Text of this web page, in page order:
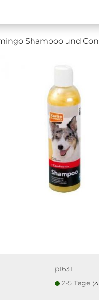
Shampoo und
p1631
2-5 Tage